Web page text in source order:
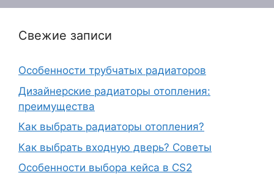
Свежие записи
Особенности трубчатых радиаторов
Дизайнерские радиаторы отопления:
преимущества
Как выбрать радиаторы отопления?
Как выбрать входную дверь? Советы
Особенности выбора кейса в CS2